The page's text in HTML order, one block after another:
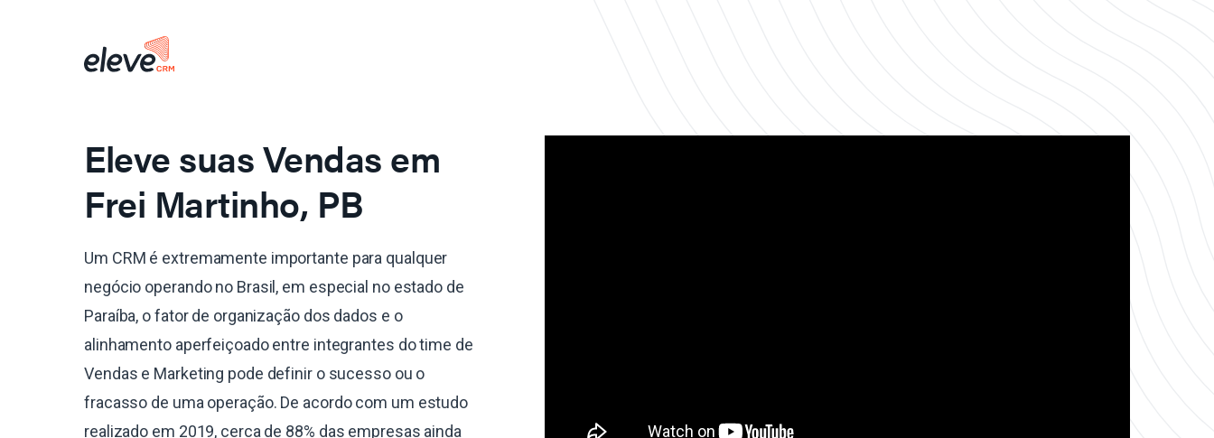
Eleve suas Vendas em
Frei Martinho, PB
Um CRM é extremamente importante para qualquer
negócio operando no Brasil, em especial no estado de
Paraíba, o fator de organização dos dados e o
alinhamento aperfeiçoado entre integrantes do time de
Vendas e Marketing pode definir o sucesso ou o
fracasso de uma operação. De acordo com um estudo
realizado em 2019, cerca de 88% das empresas ainda